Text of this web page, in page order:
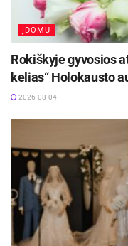
ĮDOMU
Rokiškyje gyvosios
kelias“ Holokausto
2026-08-04